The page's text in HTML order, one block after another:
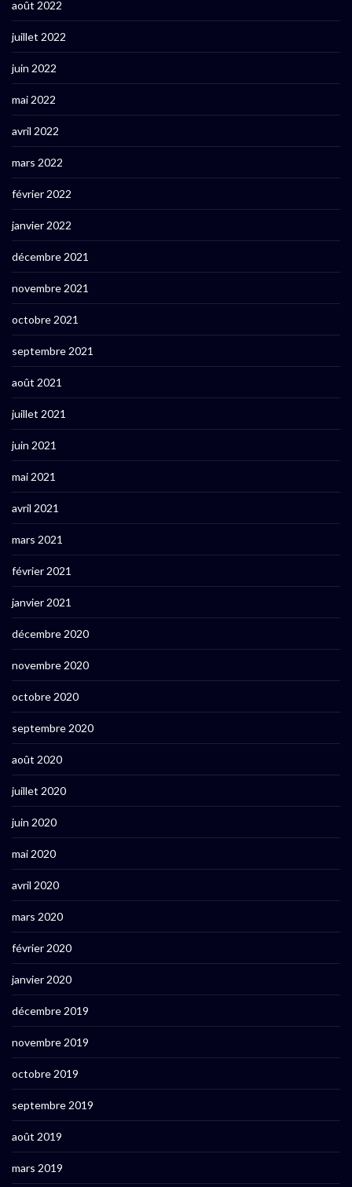
août 2022
juillet 2022
juin 2022
mai 2022
avril 2022
mars 2022
février 2022
janvier 2022
décembre 2021
novembre 2021
octobre 2021
septembre 2021
août 2021
juillet 2021
juin 2021
mai 2021
avril 2021
mars 2021
février 2021
janvier 2021
décembre 2020
novembre 2020
octobre 2020
septembre 2020
août 2020
juillet 2020
juin 2020
mai 2020
avril 2020
mars 2020
février 2020
janvier 2020
décembre 2019
novembre 2019
octobre 2019
septembre 2019
août 2019
mars 2019